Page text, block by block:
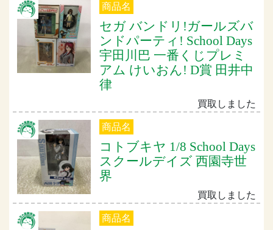
商品名
セガ バンドリ!ガールズバ
ンドパーティ! School Days
宇田川巴 一番くじプレミ
アム けいおん! D賞 田井中
律
買取しました
商品名
コトブキヤ 1/8 School Days
スクールデイズ 西園寺世
界
買取しました
商品名